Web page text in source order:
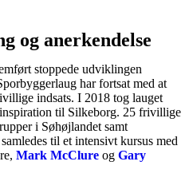
og anerkendelse
stoppede udviklingen
har fortsat med at
indsats. I 2018 tog lauget
til Silkeborg. 25 frivillige
i Søhøjlandet samt
til et intensivt kursus med
Mark McClure og Gary